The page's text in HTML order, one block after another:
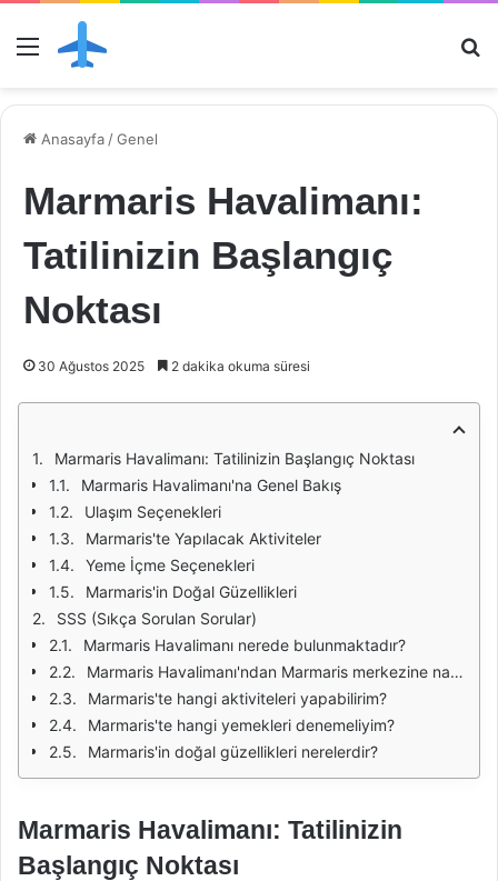
Menü
Anasayfa /Genel
Marmaris Havalimanı:
Tatilinizin Başlangıç
Noktası
30 Ağustos 2025 2 dakika okuma süresi
Marmaris Havalimanı: Tatilinizin Başlangıç Noktası
Marmaris Havalimanı'na Genel Bakış
Ulaşım Seçenekleri
Marmaris'te Yapılacak Aktiviteler
Yeme İçme Seçenekleri
Marmaris'in Doğal Güzellikleri
SSS (Sıkça Sorulan Sorular)
Marmaris Havalimanı nerede bulunmaktadır?
Marmaris Havalimanı'ndan Marmaris merkezine nasıl ulaşabilirim?
Marmaris'te hangi aktiviteleri yapabilirim?
Marmaris'te hangi yemekleri denemeliyim?
Marmaris'in doğal güzellikleri nerelerdir?
Marmaris Havalimanı: Tatilinizin
Başlangıç Noktası